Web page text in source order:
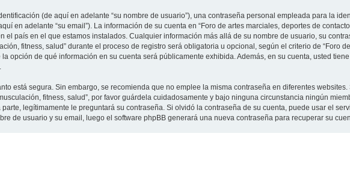
(de aquí en adelante “su nombre de usuario”), una contraseña personal empleada para la
en adelante “su email”). La información de su cuenta en “Foro de artes marciales, deportes de
el país en el que estamos instalados. Cualquier información más allá de su nombre de usuario, su
fitness, salud” durante el proceso de registro será obligatoria u opcional, según el criterio de “Foro
opción de qué información en su cuenta será públicamente exhibida. Además, en su cuenta, usted
está segura. Sin embargo, se recomienda que no emplee la misma contraseña en diferentes
fitness, salud”, por favor guárdela cuidadosamente y bajo ninguna circunstancia ningún
legítimamente le preguntará su contraseña. Si olvidó la contraseña de su cuenta, puede usar el
de usuario y su email, luego el software phpBB generará una nueva contraseña para recuperar su